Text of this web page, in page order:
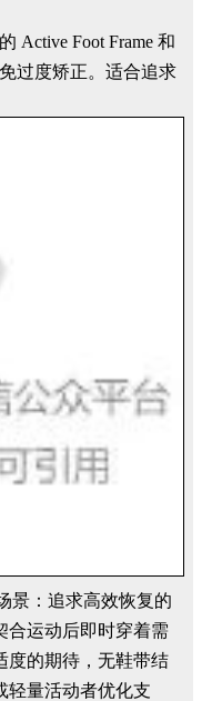
Active Foot Frame 和
过度矫正。适合追求
景：追求高效恢复的
合运动后即时穿着需
度的期待，无鞋带结
轻量活动者优化支